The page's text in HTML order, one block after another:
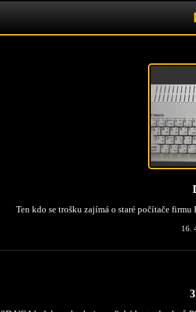
Ten kdo se trošku zajímá o staré počítače
16.